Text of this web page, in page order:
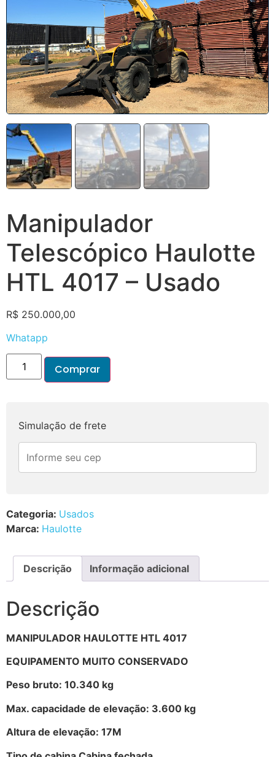
Manipulador
Telescópico Haulotte
HTL 4017 – Usado
R$ 250.000,00
Whatapp
Comprar
Simulação de frete
Categoria: Usados
Marca: Haulotte
Descrição Informação adicional
Descrição
MANIPULADOR HAULOTTE HTL 4017
EQUIPAMENTO MUITO CONSERVADO
Peso bruto: 10.340 kg
Max. capacidade de elevação: 3.600 kg
Altura de elevação: 17M